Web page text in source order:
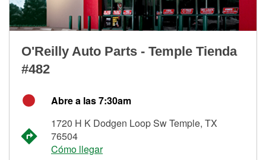
O'Reilly Auto Parts - Temple Tienda
#482
Abre a las 7:30am
1720 H K Dodgen Loop Sw Temple, TX
76504
Cómo llegar